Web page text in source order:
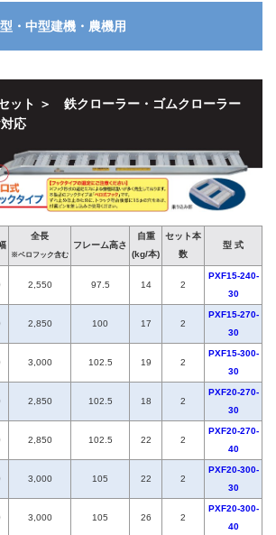
・中型建機・農機用
ット ＞ 鉄クローラー・ゴムクローラー
応
全長
※ベロフック含む
フレーム高さ
自重
(kg/本)
セット本
数
型 式
2,550 97.5 14 2
PXF15-240-
30
2,850 100 17 2
PXF15-270-
30
3,000 102.5 19 2
PXF15-300-
30
2,850 102.5 18 2
PXF20-270-
30
2,850 102.5 22 2
PXF20-270-
40
3,000 105 22 2
PXF20-300-
30
3,000 105 26 2
PXF20-300-
40